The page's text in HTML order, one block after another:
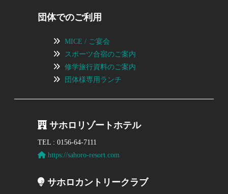
団体でのご利用
MICE / ご宴会
スポーツ合宿のご案内
修学旅行資料のご案内
団体様専用ランチ
サホロリゾートホテル
TEL : 0156-64-7111
https://sahoro-resort.com
サホロカントリークラブ